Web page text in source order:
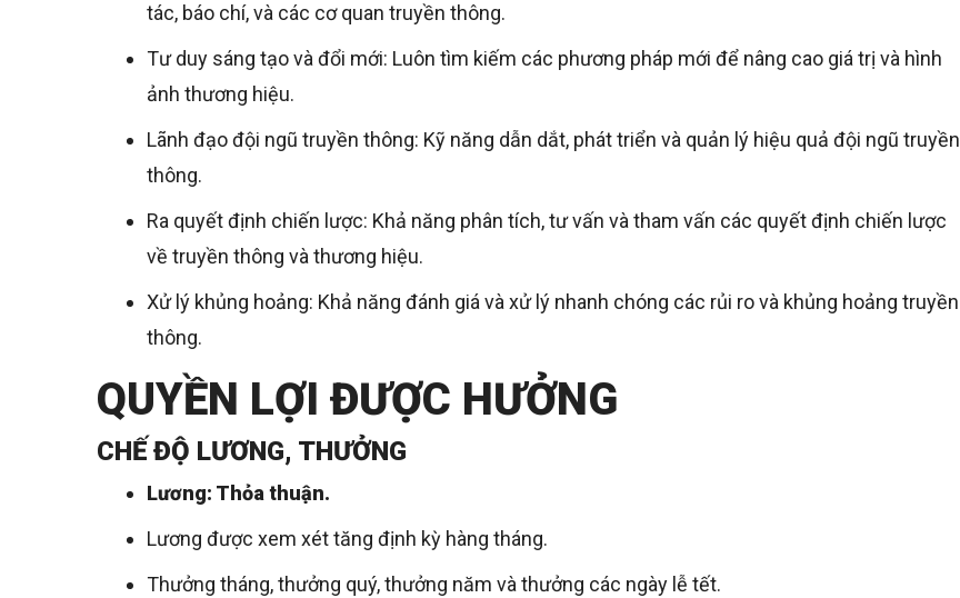
tác, báo chí, và các cơ quan truyền thông.
Tư duy sáng tạo và đổi mới: Luôn tìm kiếm các phương pháp mới để nâng cao giá trị và hình
ảnh thương hiệu.
Lãnh đạo đội ngũ truyền thông: Kỹ năng dẫn dắt, phát triển và quản lý hiệu quả đội ngũ truyền
thông.
Ra quyết định chiến lược: Khả năng phân tích, tư vấn và tham vấn các quyết định chiến lược
về truyền thông và thương hiệu.
Xử lý khủng hoảng: Khả năng đánh giá và xử lý nhanh chóng các rủi ro và khủng hoảng truyền
thông.
QUYỀN LỢI ĐƯỢC HƯỞNG
CHẾ ĐỘ LƯƠNG, THƯỞNG
Lương: Thỏa thuận.
Lương được xem xét tăng định kỳ hàng tháng.
Thưởng tháng, thưởng quý, thưởng năm và thưởng các ngày lễ tết.